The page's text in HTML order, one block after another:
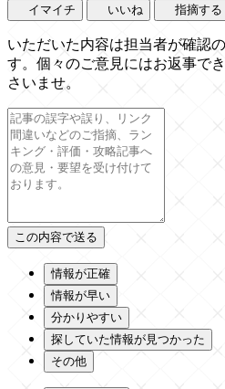
イマイチ いいね 指摘する
いただいた内容は担当者が確認
す。個々のご意見にはお返事で
さいませ。
情報が正確
情報が早い
分かりやすい
探していた情報が見つかった
その他